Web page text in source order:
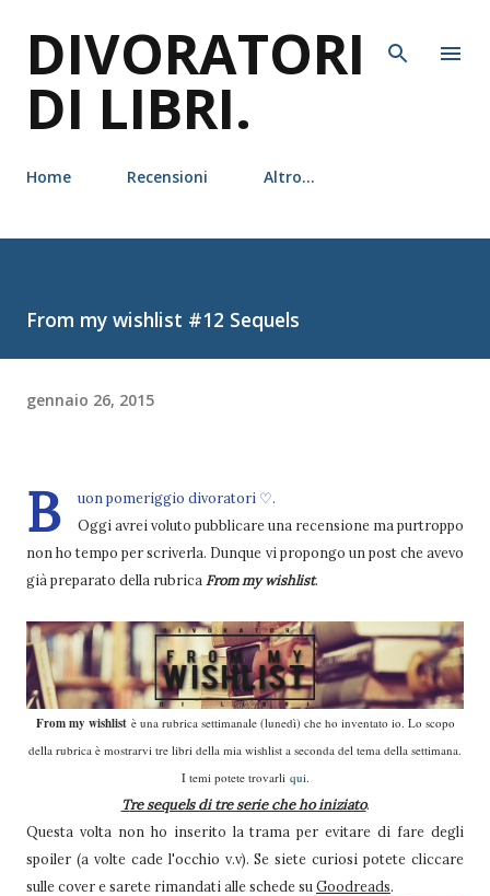
DIVORATORI
DI LIBRI.
Home Recensioni Altro…
From my wishlist #12 Sequels
gennaio 26, 2015
B
uon pomeriggio divoratori ♡.
Oggi avrei voluto pubblicare una recensione ma purtroppo
non ho tempo per scriverla. Dunque vi propongo un post che avevo
già preparato della rubrica From my wishlist.
From my wishlistè una rubrica settimanale (lunedì) che ho inventato io. Lo scopo
della rubrica è mostrarvi tre libri della mia wishlist a seconda del tema della settimana.
I temi potete trovarli qui.
Tre sequels di tre serie che ho iniziato.
Questa volta non ho inserito la trama per evitare di fare degli
spoiler (a volte cade l'occhio v.v). Se siete curiosi potete cliccare
sulle cover e sarete rimandati alle schede su Goodreads.